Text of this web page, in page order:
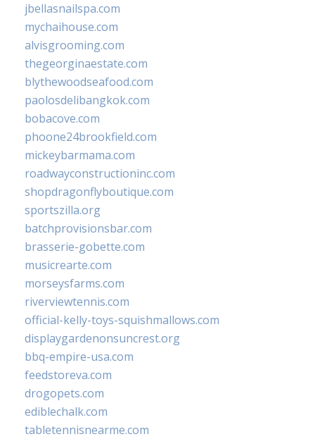
jbellasnailspa.com
mychaihouse.com
alvisgrooming.com
thegeorginaestate.com
blythewoodseafood.com
paolosdelibangkok.com
bobacove.com
phoone24brookfield.com
mickeybarmama.com
roadwayconstructioninc.com
shopdragonflyboutique.com
sportszilla.org
batchprovisionsbar.com
brasserie-gobette.com
musicrearte.com
morseysfarms.com
riverviewtennis.com
official-kelly-toys-squishmallows.com
displaygardenonsuncrest.org
bbq-empire-usa.com
feedstoreva.com
drogopets.com
ediblechalk.com
tabletennisnearme.com